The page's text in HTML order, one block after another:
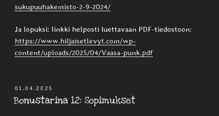
sukupuuhakemisto-2-9-2024/
Ja lopuksi: linkki helposti luettavaan PDF-tiedostoon:
https://www.hiljaisetlevyt.com/wp-
content/uploads/2025/04/Vaasa-punk.pdf
JULKAISTU
01.04.2025
Bonustarina 12: Sopimukset